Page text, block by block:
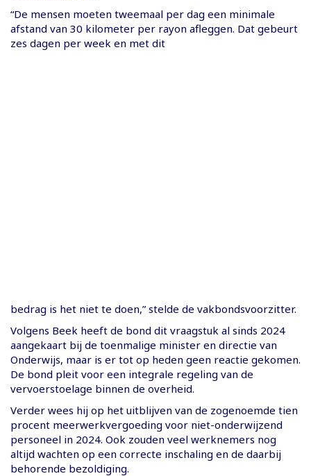
“De mensen moeten tweemaal per dag een minimale
afstand van 30 kilometer per rayon afleggen. Dat gebeurt
zes dagen per week en met dit
bedrag is het niet te doen,” stelde de vakbondsvoorzitter.
Volgens Beek heeft de bond dit vraagstuk al sinds 2024
aangekaart bij de toenmalige minister en directie van
Onderwijs, maar is er tot op heden geen reactie gekomen.
De bond pleit voor een integrale regeling van de
vervoerstoelage binnen de overheid.
Verder wees hij op het uitblijven van de zogenoemde tien
procent meerwerkvergoeding voor niet-onderwijzend
personeel in 2024. Ook zouden veel werknemers nog
altijd wachten op een correcte inschaling en de daarbij
behorende bezoldiging.